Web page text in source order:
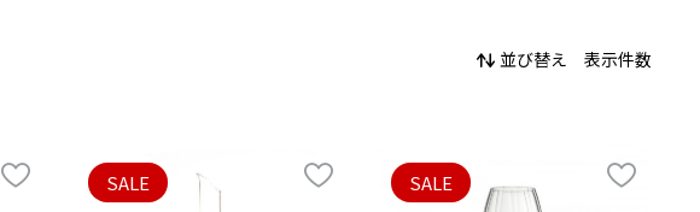
並び替え 表示件数
SALE SALE